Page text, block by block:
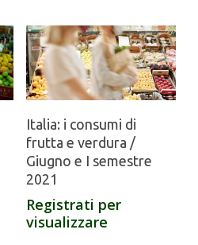
Italia: i consumi di
frutta e verdura /
Giugno e I semestre
2021
Registrati per
visualizzare